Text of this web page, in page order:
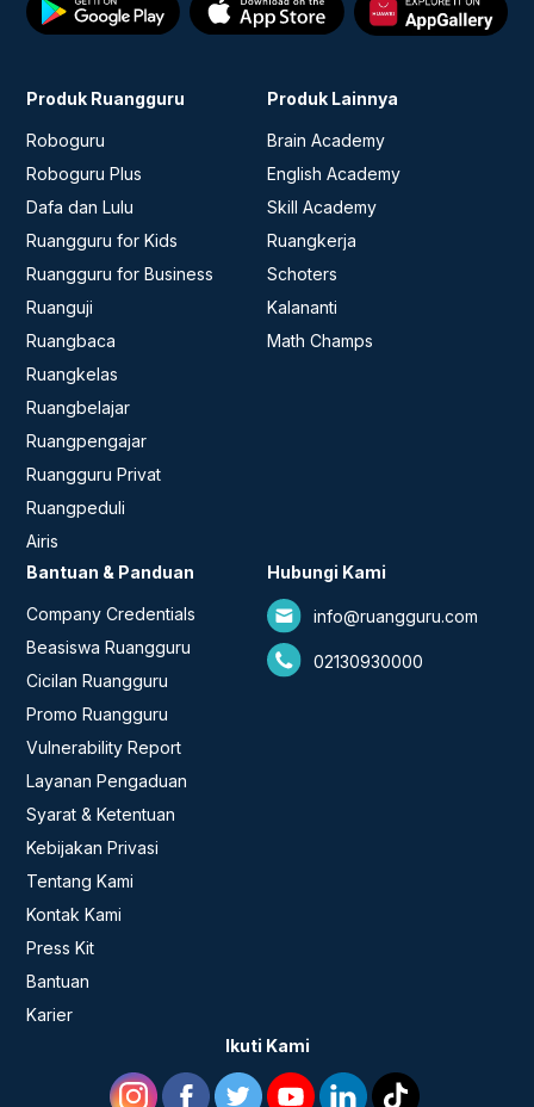
Produk Ruangguru
Roboguru
Roboguru Plus
Dafa dan Lulu
Ruangguru for Kids
Ruangguru for Business
Ruanguji
Ruangbaca
Ruangkelas
Ruangbelajar
Ruangpengajar
Ruangguru Privat
Ruangpeduli
Airis
Produk Lainnya
Brain Academy
English Academy
Skill Academy
Ruangkerja
Schoters
Kalananti
Math Champs
Bantuan & Panduan
Company Credentials
Beasiswa Ruangguru
Cicilan Ruangguru
Promo Ruangguru
Vulnerability Report
Layanan Pengaduan
Syarat & Ketentuan
Kebijakan Privasi
Tentang Kami
Kontak Kami
Press Kit
Bantuan
Karier
Hubungi Kami
info@ruangguru.com
02130930000
Ikuti Kami